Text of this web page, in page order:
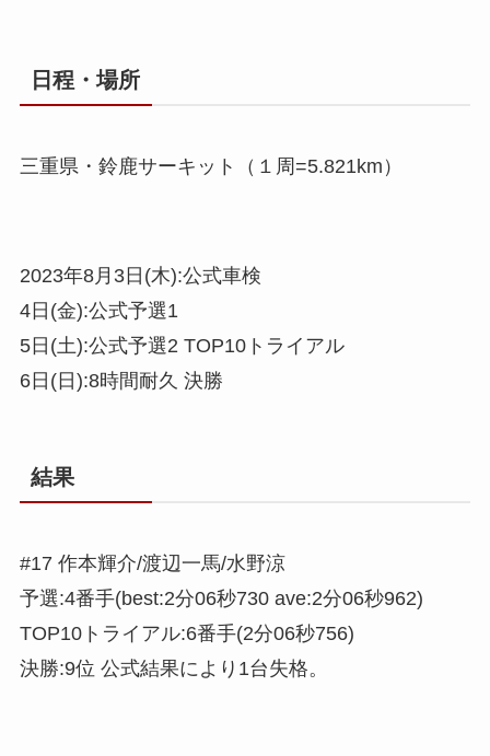
日程・場所
三重県・鈴鹿サーキット（１周=5.821km）
2023年8月3日(木):公式車検
4日(金):公式予選1
5日(土):公式予選2 TOP10トライアル
6日(日):8時間耐久 決勝
結果
#17 作本輝介/渡辺一馬/水野涼
予選:4番手(best:2分06秒730 ave:2分06秒962)
TOP10トライアル:6番手(2分06秒756)
決勝:9位 公式結果により1台失格。